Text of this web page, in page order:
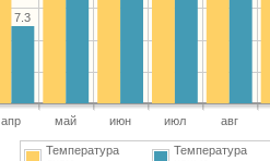
апр май июн июл авг
7.3
Температура
Температура